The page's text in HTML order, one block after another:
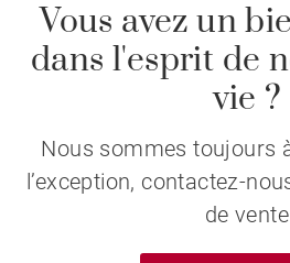
Vous avez un
dans l'esprit de
vie ?
Nous sommes toujours
l’exception, contactez-
de vente